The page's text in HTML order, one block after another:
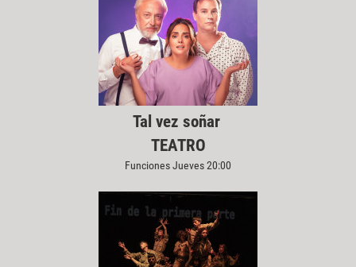
Tal vez soñar
TEATRO
Funciones Jueves 20:00